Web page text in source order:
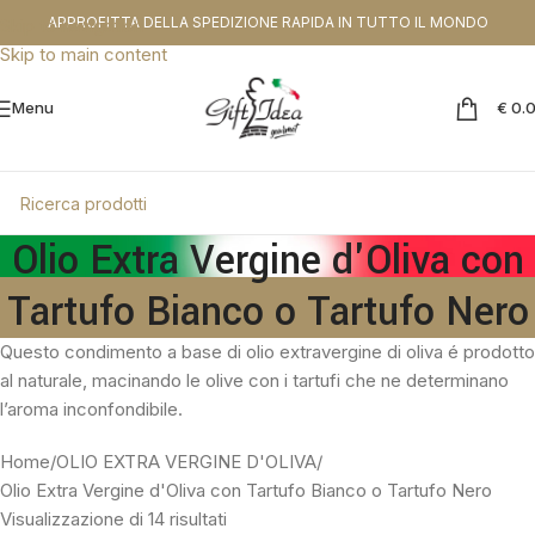
Skip to navigation
Skip to main content
31.08.26
APPROFITTA DELLA SPEDIZIONE RAPIDA IN TUTTO IL MONDO
Menu €
Olio Extra Vergine d'Oliva con
Tartufo Bianco o Tartufo Nero
Questo condimento a base di olio extravergine di oliva é prodotto
al naturale, macinando le olive con i tartufi che ne determinano
l’aroma inconfondibile.
Home OLIO EXTRA VERGINE D'OLIVA
Olio Extra Vergine d'Oliva con Tartufo Bianco o Tartufo Nero
Visualizzazione di 14 risultati